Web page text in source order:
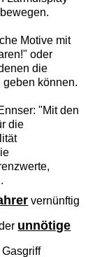
Motive mit
oder
die
können.
"Mit den
die
vernünftig
unnötige